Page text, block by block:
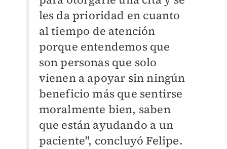
les da prioridad en cuanto
al tiempo de atención
porque entendemos que
son personas que solo
vienen a apoyar sin ningún
beneficio más que sentirse
moralmente bien, saben
que están ayudando a un
paciente", concluyó Felipe.